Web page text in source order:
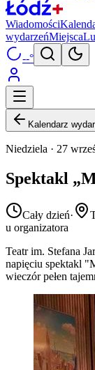
Wiadomości
wydarzeńMiejsca
--°
Kalendarz
Niedziela · 27
Spektakl
Cały dzień·
u organizatora
Teatr im. Stefana
napięciu spektakl
wieczór pełen